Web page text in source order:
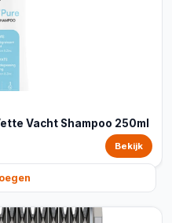
Vacht Shampoo 250ml
Bekijk